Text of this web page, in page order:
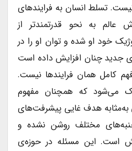
تسلط انسان به فرایندهای
عالم به نحو قدرتمندتر از
خود او شده و توان او را در
چنان افزایش داده است
کامل همان فرایندها نیست.
می‌شود که همچنان مفهوم
به‌مثابه هدف غایی پیشرفت‌های
مختلف روشن نشده و
این مسئله در حوزه‌ی